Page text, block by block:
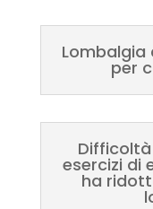
per
Difficoltà
esercizi di
ha